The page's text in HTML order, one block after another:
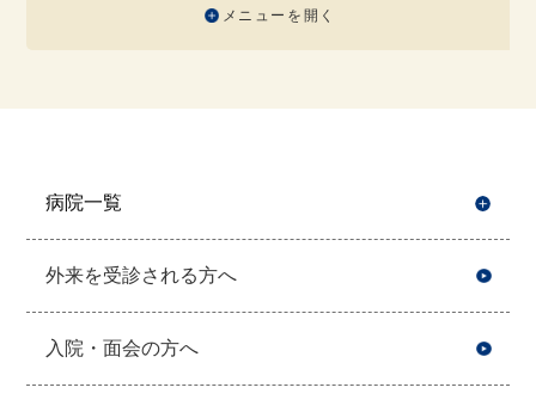
メニューを開く
病院一覧
外来を受診される方へ
入院・面会の方へ